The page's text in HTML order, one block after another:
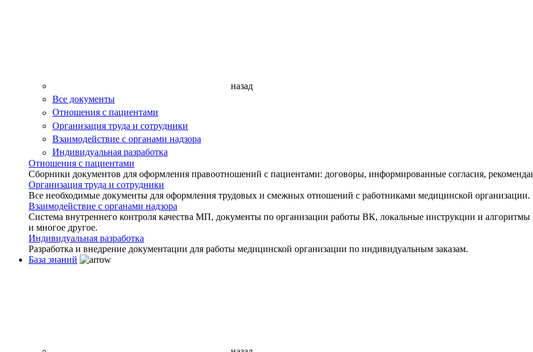
назад
Все документы
Отношения с пациентами
Организация труда и сотрудники
Взаимодействие с органами надзора
Индивидуальная разработка
Отношения с пациентами
Сборники документов для оформления правоотношений с пациентами: договоры, информированные согласия,
Организация труда и сотрудники
Все необходимые документы для оформления трудовых и смежных отношений с работниками медицинской организации.
Взаимодействие с органами надзора
Система внутреннего контроля качества МП, документы по организации работы ВК, локальные инструкции и
и многое другое.
Индивидуальная разработка
Разработка и внедрение документации для работы медицинской организации по индивидуальным заказам.
База знаний